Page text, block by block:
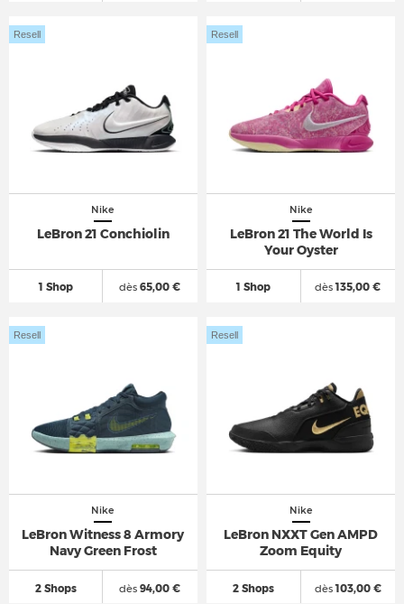
Nike
LeBron 21 Conchiolin
1 Shop
Resell
dès 65,00 €
Nike
LeBron 21 The World Is
Your Oyster
1 Shop
Resell
dès135,00 €
Nike
LeBron Witness 8 Armory
Navy Green Frost
2 Shops
Resell
dès 94,00 €
Nike
LeBron NXXT Gen AMPD
Zoom Equity
2 Shops
Resell
dès103,00 €